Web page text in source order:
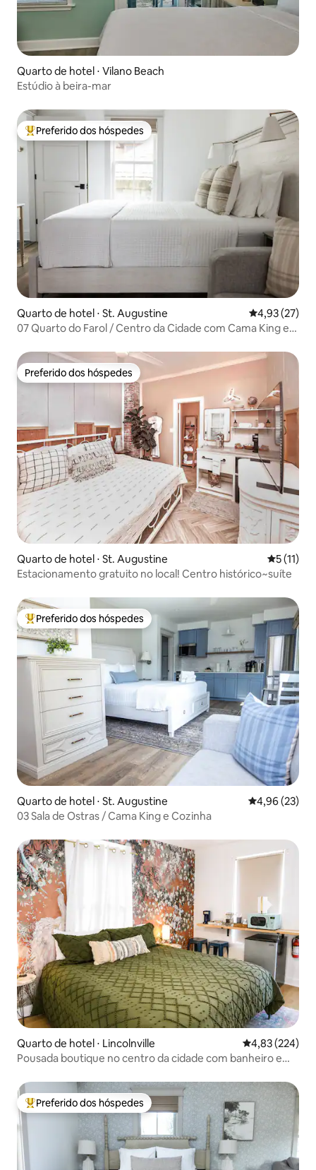
Quarto de hotel ⋅ Vilano Beach
Estúdio à beira-mar
Entre os melhores preferidos dos hóspedes
Preferido dos hóspedes
Quarto de hotel ⋅ St. Augustine 4,93 de uma
4,93 (27)
07 Quarto do Farol / Centro da Cidade com Cama King e
Preferido dos hóspedes
Preferido dos hóspedes
Quarto de hotel ⋅ St. Augustine 5 de uma
5 (11)
Estacionamento gratuito no local! Centro histórico~suíte
Entre os melhores preferidos dos hóspedes
Preferido dos hóspedes
Quarto de hotel ⋅ St. Augustine 4,96 de uma
4,96 (23)
03 Sala de Ostras / Cama King e Cozinha
Quarto de hotel ⋅ Lincolnville 4,83 de uma
4,83 (224)
Pousada boutique no centro da cidade com banheiro e
Entre os melhores preferidos dos hóspedes
Preferido dos hóspedes